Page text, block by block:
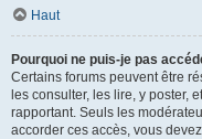
Haut
Pourquoi ne puis-je pas
Certains forums peuvent être
les consulter, les lire, y poster,
rapportant. Seuls les
accorder ces accès, vous